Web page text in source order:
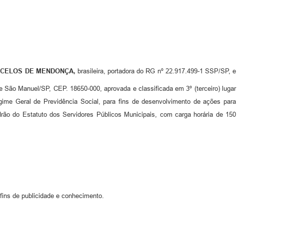
DE MENDONÇA, brasileira, portadora do RG nº 22.917.499-1 SSP/SP, e
Manuel/SP, CEP. 18650-000, aprovada e classificada em 3º (terceiro) lugar
Geral de Previdência Social, para fins de desenvolvimento de ações para
do Estatuto dos Servidores Públicos Municipais, com carga horária de 150
de publicidade e conhecimento.